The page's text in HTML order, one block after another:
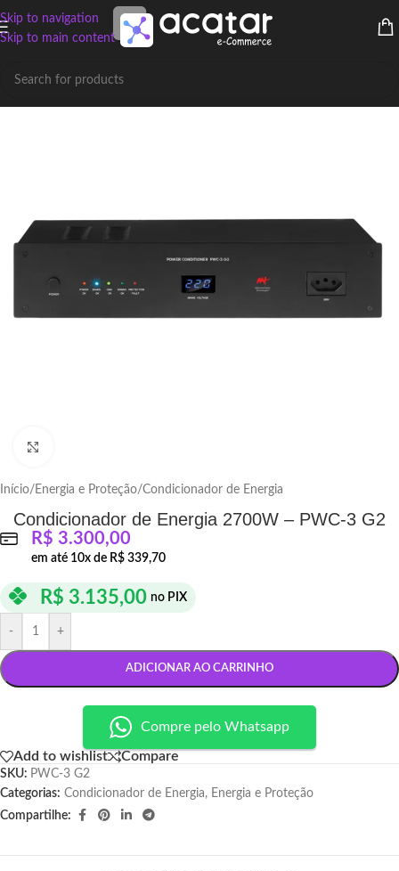
Skip to navigation
Skip to main content
Início/ Energia e Proteção/Condicionador de Energia
Condicionador de Energia 2700W – PWC-3 G2
R$ 3.300,00
em até 10x de R$ 339,70
R$ 3.135,00 no PIX
- +
ADICIONAR AO CARRINHO
Compre pelo Whatsapp
Add to wishlist Compare
SKU: PWC-3 G2
Categorias: Condicionador de Energia, Energia e Proteção
Compartilhe: